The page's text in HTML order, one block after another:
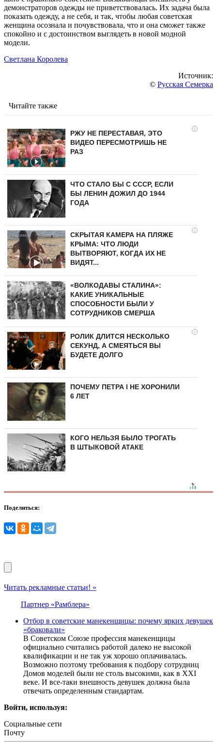
демонстраторов одежды не приветствовалась. Их задача была
показать одежду, а не себя, и так, чтобы любая советская
женщина осознала и почувствовала, что и она сможет также
спокойно и с достоинством выглядеть в новой модной
модели.
Светлана Королева
Источник:
© Русская Семерка
Читайте также
i
РЖУ НЕ ПЕРЕСТАВАЯ, ЭТО
ВИДЕО ПЕРЕСМОТРИШЬ НЕ
РАЗ
ЧТО СТАЛО БЫ С СССР, ЕСЛИ
БЫ ЛЕНИН ДОЖИЛ ДО 1944
ГОДА
i
СКРЫТАЯ КАМЕРА НА ПЛЯЖЕ
КРЫМА: ЧТО ЛЮДИ
ВЫТВОРЯЮТ, КОГДА ИХ НЕ
ВИДЯТ...
«ВОЛКОДАВЫ СТАЛИНА»:
КАКИЕ УНИКАЛЬНЫЕ
СПОСОБНОСТИ БЫЛИ У
СОТРУДНИКОВ СМЕРША
i
РОЛИК ДЛИТСЯ НЕСКОЛЬКО
СЕКУНД, А СМЕЯТЬСЯ ВЫ
БУДЕТЕ ДОЛГО
ПОЧЕМУ ПЕТРА I НЕ ХОРОНИЛИ
6 ЛЕТ
КОГО НЕЛЬЗЯ БЫЛО ТРОГАТЬ
В ШТЫКОВОЙ АТАКЕ
Поделиться:
Читать рекламные статьи! »
Партнер «Рамблера»
Отбор в советские манекенщицы: почему ярких девушек
«браковали»
В Советском Союзе профессия манекенщицы
официально считались работой далеко не высокой
квалификации и не так уж хорошо оплачивалась.
Возможно поэтому требования к подбору сотрудниц
Домов моделей были не столь высокими, как в XXI
веке. И все-таки внешность девушек должна была
отвечать определенным стандартам.
Войти, используя:
Социальные сети
Почту